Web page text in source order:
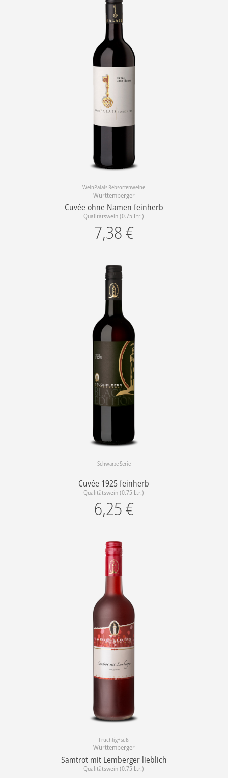
WeinPalais Rebsortenweine
Württemberger
Cuvée ohne Namen feinherb
Qualitätswein (0.75 Ltr.)
7,38 €
Schwarze Serie
Cuvée 1925 feinherb
Qualitätswein (0.75 Ltr.)
6,25 €
Fruchtig+süß
Württemberger
Samtrot mit Lemberger lieblich
Qualitätswein (0.75 Ltr.)